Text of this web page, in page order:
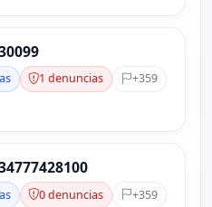
1 denuncias
+359
0 denuncias
+359